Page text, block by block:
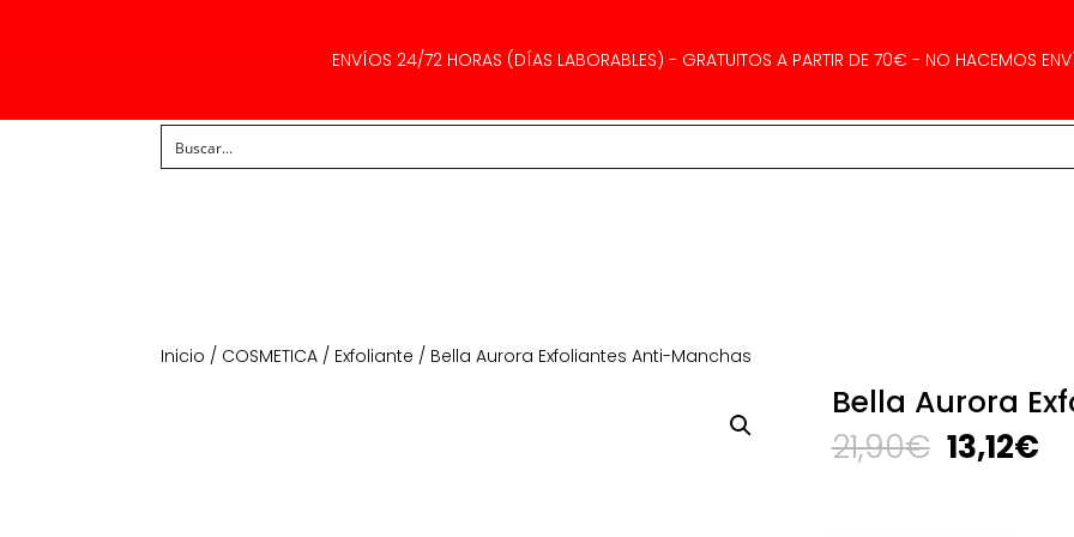
ENVÍOS 24/72 HORAS (DÍAS LABORABLES) - GRATUITOS A PARTIR DE 70€ - NO HACEMOS
Inicio / COSMETICA / Exfoliante / Bella Aurora Exfoliantes Anti-Manchas
Bella Aurora
21,90€ El
precio
13,12€El